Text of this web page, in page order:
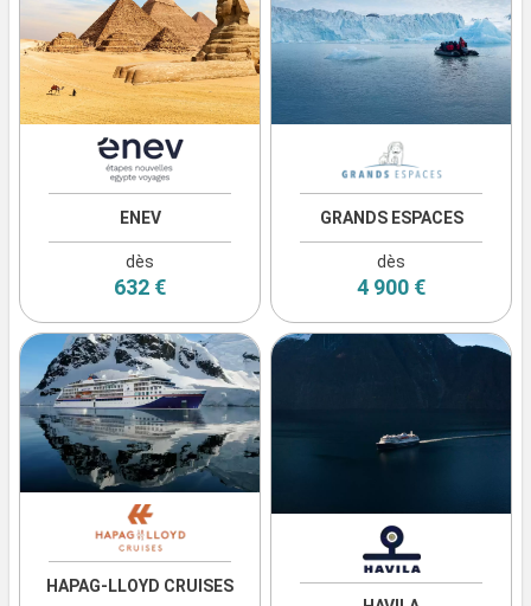
ENEV
dès
632 €
GRANDS ESPACES
dès
4 900 €
HAPAG-LLOYD CRUISES